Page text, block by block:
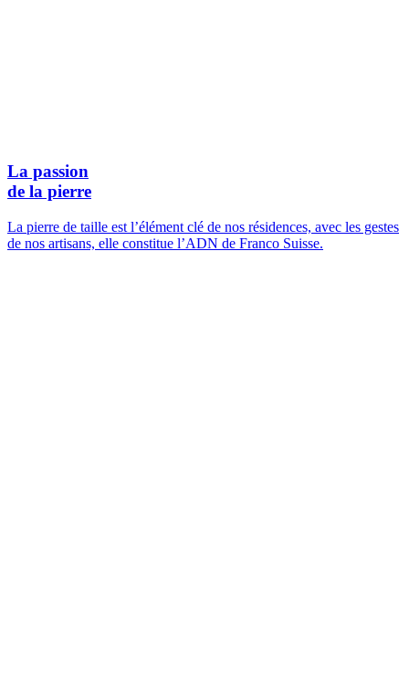
La passion
de la pierre
La pierre de taille est l’élément clé de nos résidences, avec les gestes
de nos artisans, elle constitue l’ADN de Franco Suisse.